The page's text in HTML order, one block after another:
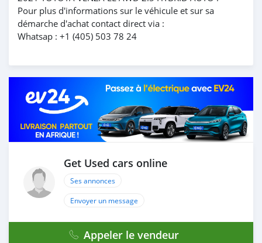
Pour plus d'informations sur le véhicule et sur sa
démarche d'achat contact direct via :
Whatsap : +1 (405) 503 78 24
Get Used cars online
Ses annonces
Envoyer un message
Appeler le vendeur